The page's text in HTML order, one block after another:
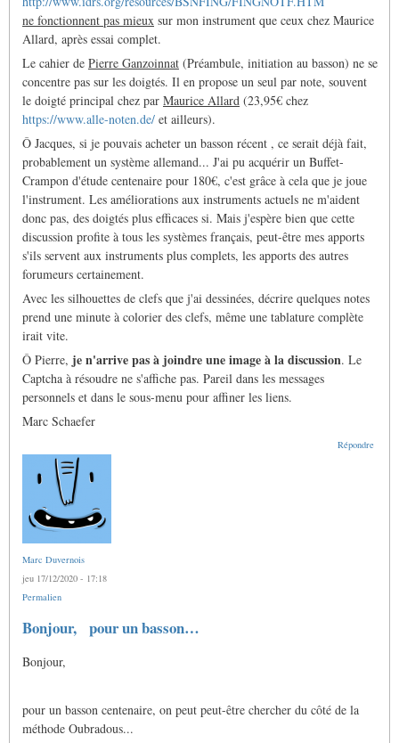
ne fonctionnent pas mieux sur mon instrument que ceux chez Maurice
Allard, après essai complet.
Le cahier de Pierre Ganzoinnat (Préambule, initiation au basson) ne se
concentre pas sur les doigtés. Il en propose un seul par note, souvent
le doigté principal chez par Maurice Allard (23,95€ chez
https://www.alle-noten.de/ et ailleurs).
Ô Jacques, si je pouvais acheter un basson récent , ce serait déjà fait,
probablement un système allemand... J'ai pu acquérir un Buffet-
Crampon d'étude centenaire pour 180€, c'est grâce à cela que je joue
l'instrument. Les améliorations aux instruments actuels ne m'aident
donc pas, des doigtés plus efficaces si. Mais j'espère bien que cette
discussion profite à tous les systèmes français, peut-être mes apports
s'ils servent aux instruments plus complets, les apports des autres
forumeurs certainement.
Avec les silhouettes de clefs que j'ai dessinées, décrire quelques notes
prend une minute à colorier des clefs, même une tablature complète
irait vite.
Ô Pierre, je n'arrive pas à joindre une image à la discussion. Le
Captcha à résoudre ne s'affiche pas. Pareil dans les messages
personnels et dans le sous-menu pour affiner les liens.
Marc Schaefer
Répondre
Marc Duvernois
jeu 17/12/2020 - 17:18
Permalien
Bonjour, pour un basson…
Bonjour,
pour un basson centenaire, on peut peut-être chercher du côté de la
méthode Oubradous...